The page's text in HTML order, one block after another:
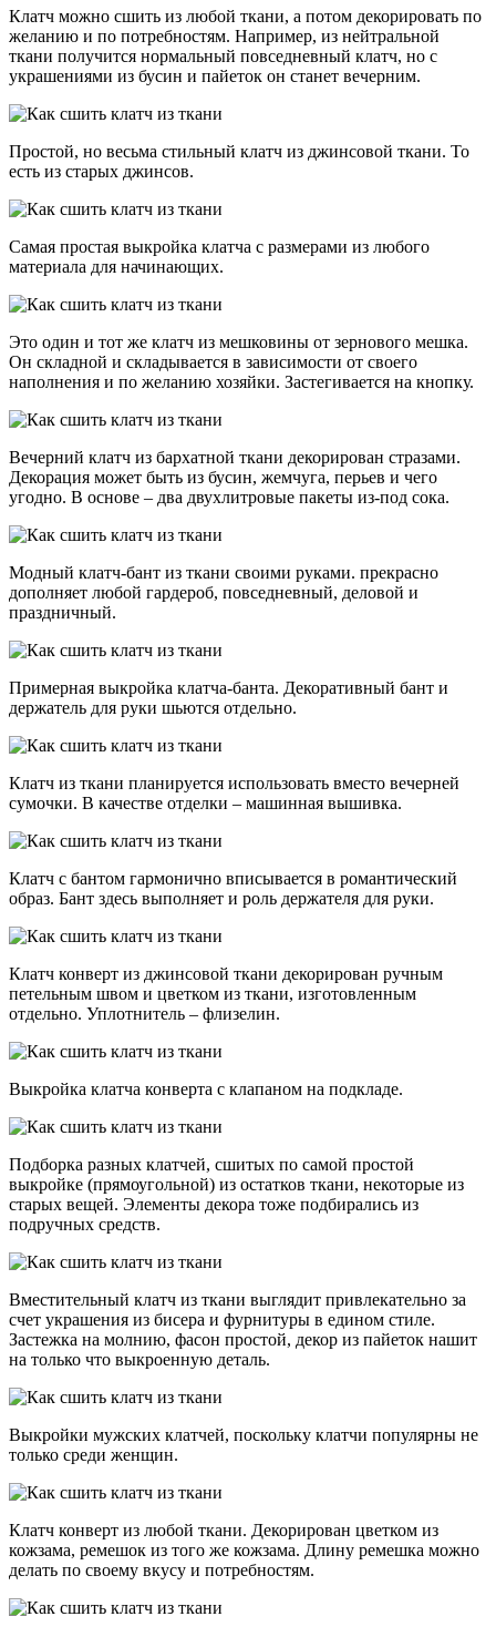
Клатч можно сшить из любой ткани, а потом декорировать по
желанию и по потребностям. Например, из нейтральной
ткани получится нормальный повседневный клатч, но с
украшениями из бусин и пайеток он станет вечерним.
Простой, но весьма стильный клатч из джинсовой ткани. То
есть из старых джинсов.
Самая простая выкройка клатча с размерами из любого
материала для начинающих.
Это один и тот же клатч из мешковины от зернового мешка.
Он складной и складывается в зависимости от своего
наполнения и по желанию хозяйки. Застегивается на кнопку.
Вечерний клатч из бархатной ткани декорирован стразами.
Декорация может быть из бусин, жемчуга, перьев и чего
угодно. В основе – два двухлитровые пакеты из-под сока.
Модный клатч-бант из ткани своими руками. прекрасно
дополняет любой гардероб, повседневный, деловой и
праздничный.
Примерная выкройка клатча-банта. Декоративный бант и
держатель для руки шьются отдельно.
Клатч из ткани планируется использовать вместо вечерней
сумочки. В качестве отделки – машинная вышивка.
Клатч с бантом гармонично вписывается в романтический
образ. Бант здесь выполняет и роль держателя для руки.
Клатч конверт из джинсовой ткани декорирован ручным
петельным швом и цветком из ткани, изготовленным
отдельно. Уплотнитель – флизелин.
Выкройка клатча конверта с клапаном на подкладе.
Подборка разных клатчей, сшитых по самой простой
выкройке (прямоугольной) из остатков ткани, некоторые из
старых вещей. Элементы декора тоже подбирались из
подручных средств.
Вместительный клатч из ткани выглядит привлекательно за
счет украшения из бисера и фурнитуры в едином стиле.
Застежка на молнию, фасон простой, декор из пайеток нашит
на только что выкроенную деталь.
Выкройки мужских клатчей, поскольку клатчи популярны не
только среди женщин.
Клатч конверт из любой ткани. Декорирован цветком из
кожзама, ремешок из того же кожзама. Длину ремешка можно
делать по своему вкусу и потребностям.